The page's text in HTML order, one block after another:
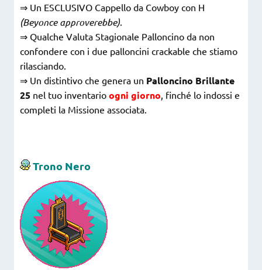
⇒ Un ESCLUSIVO Cappello da Cowboy con H
(Beyonce approverebbe)
⇒ Qualche Valuta Stagionale Palloncino da non
confondere con i due palloncini crackable che stiamo
rilasciando.
⇒ Un distintivo che genera un Palloncino Brillante
25 nel tuo inventario ogni giorno , finché lo indossi e
completi la Missione associata.
Trono Nero